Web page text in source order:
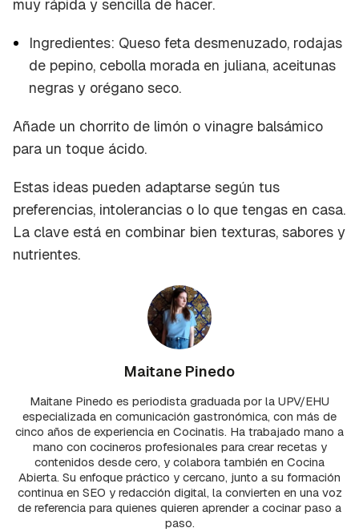
muy rápida y sencilla de hacer.
Ingredientes: Queso feta desmenuzado, rodajas
de pepino, cebolla morada en juliana, aceitunas
negras y orégano seco.
Añade un chorrito de limón o vinagre balsámico
para un toque ácido.
Estas ideas pueden adaptarse según tus
preferencias, intolerancias o lo que tengas en casa.
La clave está en combinar bien texturas, sabores y
nutrientes.
Maitane Pinedo
Maitane Pinedo es periodista graduada por la UPV/EHU
especializada en comunicación gastronómica, con más de
cinco años de experiencia en Cocinatis. Ha trabajado mano a
mano con cocineros profesionales para crear recetas y
contenidos desde cero, y colabora también en Cocina
Abierta. Su enfoque práctico y cercano, junto a su formación
continua en SEO y redacción digital, la convierten en una voz
de referencia para quienes quieren aprender a cocinar paso a
paso.